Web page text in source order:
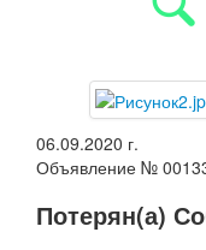
06.09.2020 г.
Объявление №
Потерян(а)